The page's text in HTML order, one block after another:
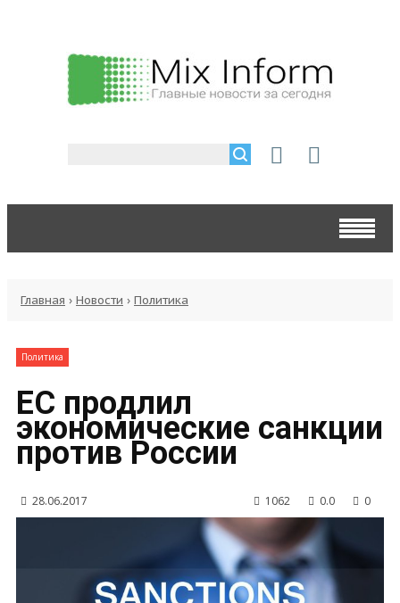
Главная › Новости › Политика
Политика
ЕС продлил
экономические санкции
против России
28.06.2017 1062 0.0 0